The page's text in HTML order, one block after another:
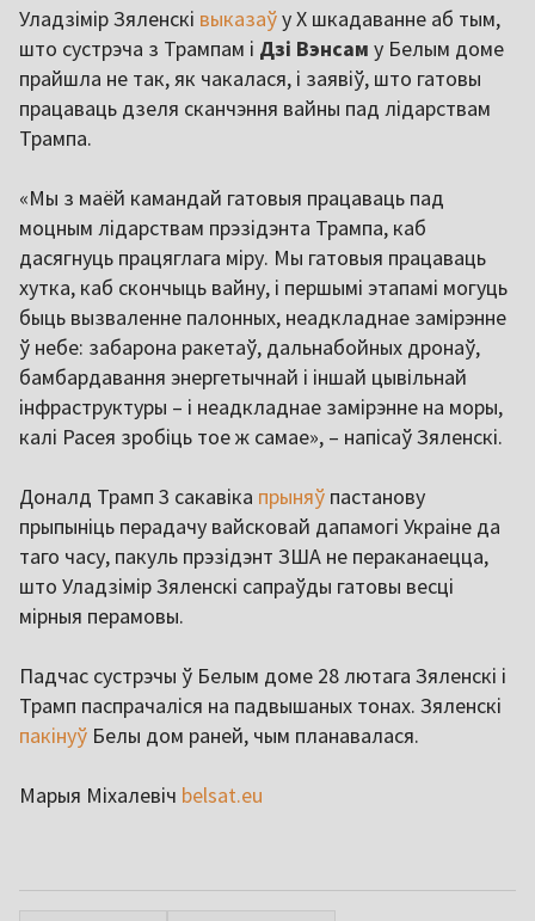
Уладзімір Зяленскі выказаўу Х шкадаванне аб тым,
што сустрэча з Трампам і Дзі Вэнсам у Белым доме
прайшла не так, як чакалася, і заявіў, што гатовы
працаваць дзеля сканчэння вайны пад лідарствам
Трампа.
«Мы з маёй камандай гатовыя працаваць пад
моцным лідарствам прэзідэнта Трампа, каб
дасягнуць працяглага міру. Мы гатовыя працаваць
хутка, каб скончыць вайну, і першымі этапамі могуць
быць вызваленне палонных, неадкладнае замірэнне
ў небе: забарона ракетаў, дальнабойных дронаў,
бамбардавання энергетычнай і іншай цывільнай
інфраструктуры – і неадкладнае замірэнне на моры,
калі Расея зробіць тое ж самае», – напісаў Зяленскі.
Доналд Трамп 3 сакавіка прыняў пастанову
прыпыніць перадачу вайсковай дапамогі Украіне да
таго часу, пакуль прэзідэнт ЗША не пераканаецца,
што Уладзімір Зяленскі сапраўды гатовы весці
мірныя перамовы.
Падчас сустрэчы ў Белым доме 28 лютага Зяленскі і
Трамп паспрачаліся на падвышаных тонах. Зяленскі
пакінуў Белы дом раней, чым планавалася.
Марыя Міхалевіч belsat.eu